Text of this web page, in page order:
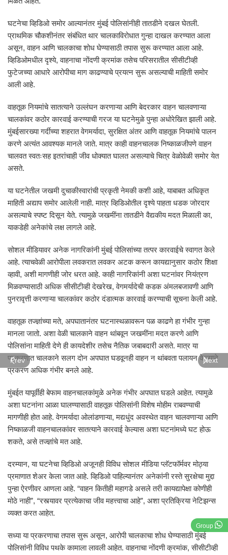
Group
घटनेचा व्हिडिओ समोर आल्यानंतर मुंबई पोलिसांनीही तातडीने दखल घेतली.
प्राथमिक चौकशीनंतर संबंधित थार चालकाविरोधात गुन्हा दाखल करण्यात आला
असून, वाहन आणि चालकाचा शोध घेण्यासाठी तपास सुरू करण्यात आला आहे.
व्हिडिओमधील दृश्ये, वाहनाचा नोंदणी क्रमांक तसेच परिसरातील सीसीटीव्ही
फुटेजच्या आधारे आरोपीचा माग काढण्याचे प्रयत्न सुरू असल्याची माहिती समोर
आली आहे.
वाहतूक नियमांचे सातत्याने उल्लंघन करणाऱ्या आणि बेदरकार वाहन चालवणाऱ्या
चालकांवर कठोर कारवाई करण्याची गरज या घटनेमुळे पुन्हा अधोरेखित झाली आहे.
मुंबईसारख्या गर्दीच्या शहरात वेगमर्यादा, सुरक्षित अंतर आणि वाहतूक नियमांचे पालन
करणे अत्यंत आवश्यक मानले जाते. मात्र काही वाहनचालक निष्काळजीपणे वाहन
चालवत स्वतःसह इतरांचाही जीव धोक्यात घालत असल्याचे चित्र वेळोवेळी समोर येत
असते.
या घटनेतील जखमी दुचाकीस्वारांची प्रकृती नेमकी कशी आहे, याबाबत अधिकृत
माहिती अद्याप समोर आलेली नाही. मात्र व्हिडिओतील दृश्ये पाहता धडक जोरदार
असल्याचे स्पष्ट दिसून येते. त्यामुळे जखमींना तातडीने वैद्यकीय मदत मिळाली का,
याकडेही अनेकांचे लक्ष लागले आहे.
सोशल मीडियावर अनेक नागरिकांनी मुंबई पोलिसांच्या तत्पर कारवाईचे स्वागत केले
आहे. त्याचवेळी आरोपीला लवकरात लवकर अटक करून कायद्यानुसार कठोर शिक्षा
व्हावी, अशी मागणीही जोर धरत आहे. काही नागरिकांनी अशा घटनांवर नियंत्रण
मिळवण्यासाठी अधिक सीसीटीव्ही देखरेख, वेगमर्यादेची कडक अंमलबजावणी आणि
पुनरावृत्ती करणाऱ्या चालकांवर कठोर दंडात्मक कारवाई करण्याची सूचना केली आहे.
वाहतूक तज्ज्ञांच्या मते, अपघातानंतर घटनास्थळावरून पळ काढणे हा गंभीर गुन्हा
मानला जातो. अशा वेळी चालकाने वाहन थांबवून जखमींना मदत करणे आणि
पोलिसांना माहिती देणे ही कायदेशीर तसेच नैतिक जबाबदारी असते. मात्र या
प्रकरणात चालकाने सलग दोन अपघात घडवूनही वाहन न थांबवता पलायन केल्याने
प्रकरण अधिक गंभीर बनले आहे.
मुंबईत यापूर्वीही बेफाम वाहनचालकांमुळे अनेक गंभीर अपघात घडले आहेत. त्यामुळे
अशा घटनांना आळा घालण्यासाठी वाहतूक पोलिसांनी विशेष मोहीम राबवण्याची
मागणीही होत आहे. वेगमर्यादा ओलांडणाऱ्या, मद्यधुंद अवस्थेत वाहन चालवणाऱ्या आणि
निष्काळजी वाहनचालकांवर सातत्याने कारवाई केल्यास अशा घटनांमध्ये घट होऊ
शकते, असे तज्ज्ञांचे मत आहे.
दरम्यान, या घटनेचा व्हिडिओ अजूनही विविध सोशल मीडिया प्लॅटफॉर्मवर मोठ्या
प्रमाणात शेअर केला जात आहे. व्हिडिओ पाहिल्यानंतर अनेकांनी रस्ते सुरक्षेचा मुद्दा
पुन्हा ऐरणीवर आणला आहे. “वाहन कितीही महागडे असले तरी कायद्यापेक्षा कोणीही
मोठे नाही”, “रस्त्यावर प्रत्येकाचा जीव महत्त्वाचा आहे”, अशा प्रतिक्रिया नेटिझन्स
व्यक्त करत आहेत.
सध्या या प्रकरणाचा तपास सुरू असून, आरोपी चालकाचा शोध घेण्यासाठी मुंबई
पोलिसांनी विविध पथके कामाला लावली आहेत. वाहनाचा नोंदणी क्रमांक, सीसीटीव्ही
Prev Next